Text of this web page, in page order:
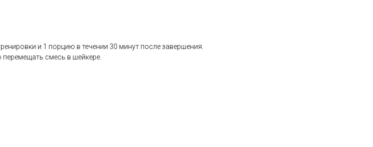
и 1 порцию в течении 30 минут после завершения.
смесь в шейкере.